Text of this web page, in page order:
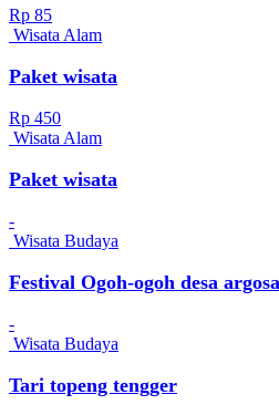
Rp 85
Wisata Alam
Paket wisata
Rp 450
Wisata Alam
Paket wisata
-
Wisata Budaya
Festival Ogoh-ogoh desa
-
Wisata Budaya
Tari topeng tengger